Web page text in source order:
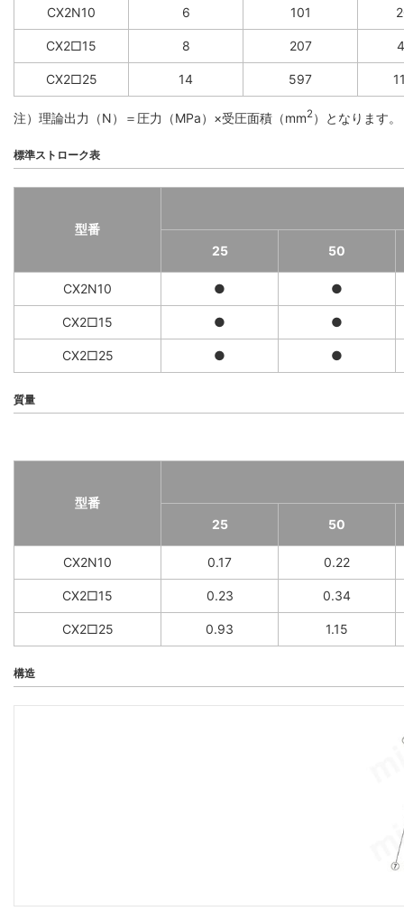
CX2N10 6 101
CX2□15 8 207
CX2□25 14 597
注）理論出力（N）＝圧力（MPa）×受圧面積（mm2）となります。
標準ストローク表
型番
25
50
CX2N10 ● ●
CX2□15 ● ●
CX2□25 ● ●
質量
型番
25
50
CX2N10 0.17 0.22
CX2□15 0.23 0.34
CX2□25 0.93 1.15
構造